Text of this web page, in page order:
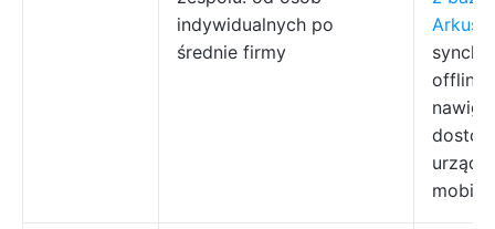
indywidualnych po
średnie firmy
offline,